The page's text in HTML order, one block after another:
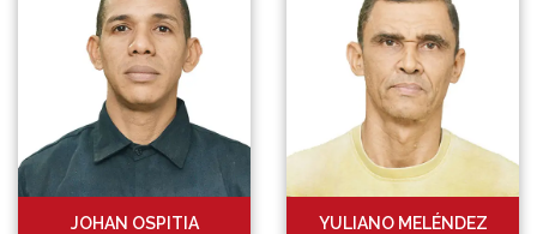
JOHAN OSPITIA YULIANO MELÉNDEZ